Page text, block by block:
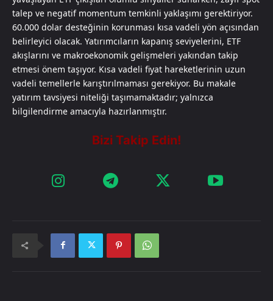
talep ve negatif momentum temkinli yaklaşımı gerektiriyor.
60.000 dolar desteğinin korunması kısa vadeli yön açısından
belirleyici olacak. Yatırımcıların kapanış seviyelerini, ETF
akışlarını ve makroekonomik gelişmeleri yakından takip
etmesi önem taşıyor. Kısa vadeli fiyat hareketlerinin uzun
vadeli temellerle karıştırılmaması gerekiyor. Bu makale
yatırım tavsiyesi niteliği taşımamaktadır; yalnızca
bilgilendirme amacıyla hazırlanmıştır.